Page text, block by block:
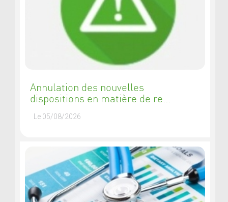
Annulation des nouvelles
dispositions en matière de re...
Le 05/08/2026